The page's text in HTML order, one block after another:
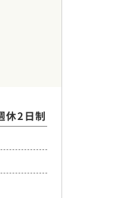
休2日制